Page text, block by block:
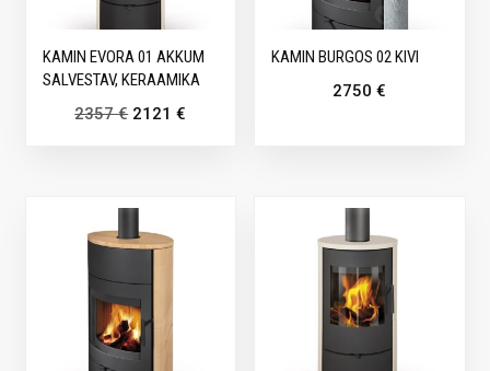
KAMIN EVORA 01 AKKUM
SALVESTAV, KERAAMIKA
2357€ 2121€
KAMIN BURGOS 02 KIVI
2750€